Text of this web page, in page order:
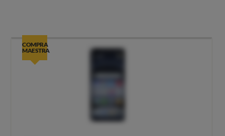
COMPRA
MAESTRA